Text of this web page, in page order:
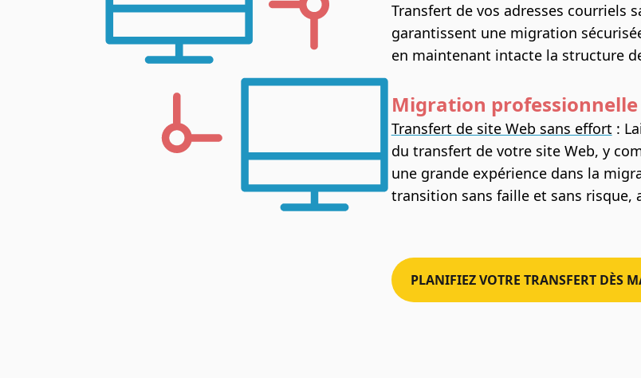
Transfert de vos adresses courriels
garantissent une migration
en maintenant intacte la structure
Migration professionnelle
Transfert de site Web sans effort :
du transfert de votre site Web, y
une grande expérience dans la
transition sans faille et sans risque,
PLANIFIEZ VOTRE TRANSFERT DÈS